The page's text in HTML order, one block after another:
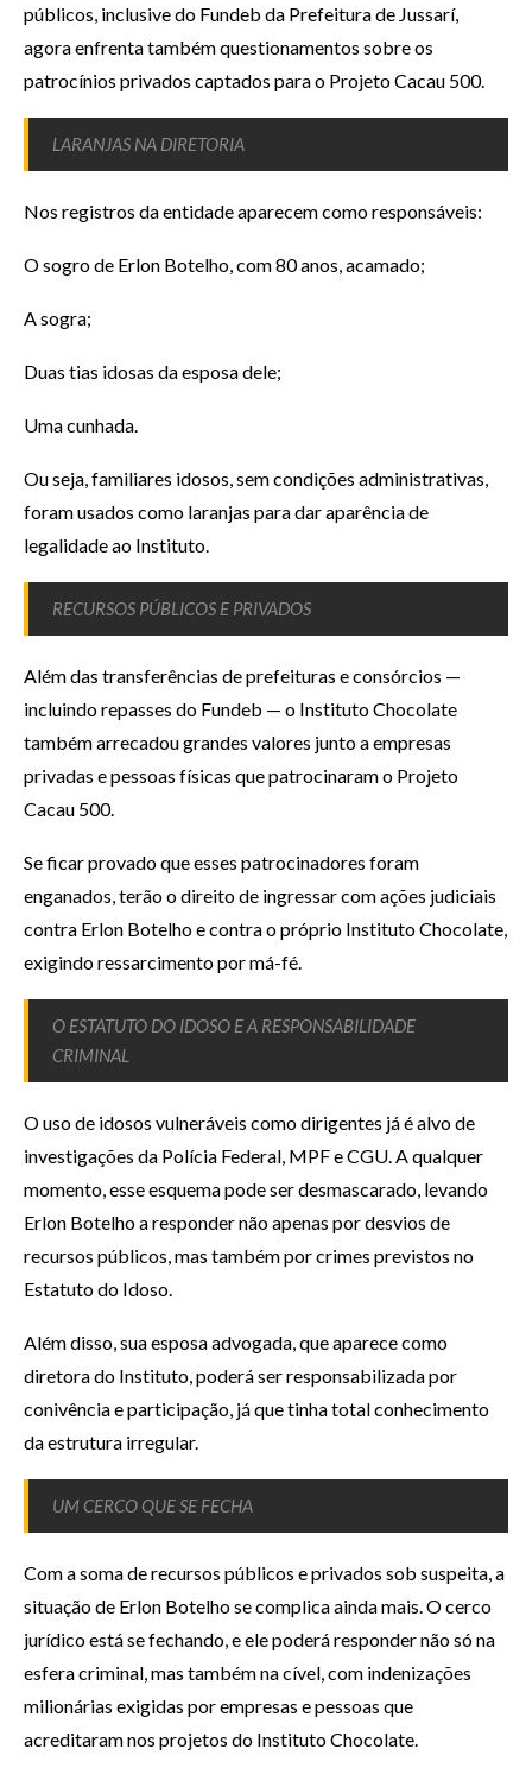
públicos, inclusive do Fundeb da Prefeitura de Jussarí,
agora enfrenta também questionamentos sobre os
patrocínios privados captados para o Projeto Cacau 500.
LARANJAS NA DIRETORIA
Nos registros da entidade aparecem como responsáveis:
O sogro de Erlon Botelho, com 80 anos, acamado;
A sogra;
Duas tias idosas da esposa dele;
Uma cunhada.
Ou seja, familiares idosos, sem condições administrativas,
foram usados como laranjas para dar aparência de
legalidade ao Instituto.
RECURSOS PÚBLICOS E PRIVADOS
Além das transferências de prefeituras e consórcios —
incluindo repasses do Fundeb — o Instituto Chocolate
também arrecadou grandes valores junto a empresas
privadas e pessoas físicas que patrocinaram o Projeto
Cacau 500.
Se ficar provado que esses patrocinadores foram
enganados, terão o direito de ingressar com ações judiciais
contra Erlon Botelho e contra o próprio Instituto Chocolate,
exigindo ressarcimento por má-fé.
O ESTATUTO DO IDOSO E A RESPONSABILIDADE
CRIMINAL
O uso de idosos vulneráveis como dirigentes já é alvo de
investigações da Polícia Federal, MPF e CGU. A qualquer
momento, esse esquema pode ser desmascarado, levando
Erlon Botelho a responder não apenas por desvios de
recursos públicos, mas também por crimes previstos no
Estatuto do Idoso.
Além disso, sua esposa advogada, que aparece como
diretora do Instituto, poderá ser responsabilizada por
conivência e participação, já que tinha total conhecimento
da estrutura irregular.
UM CERCO QUE SE FECHA
Com a soma de recursos públicos e privados sob suspeita, a
situação de Erlon Botelho se complica ainda mais. O cerco
jurídico está se fechando, e ele poderá responder não só na
esfera criminal, mas também na cível, com indenizações
milionárias exigidas por empresas e pessoas que
acreditaram nos projetos do Instituto Chocolate.